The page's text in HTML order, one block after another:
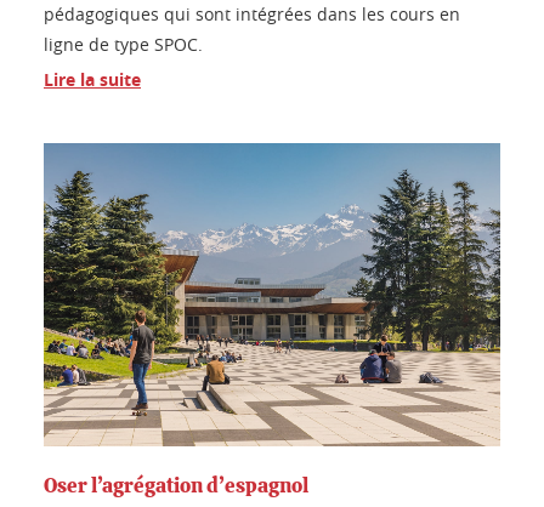
pédagogiques qui sont intégrées dans les cours en
ligne de type SPOC.
Lire la suite
Oser l’agrégation d’espagnol